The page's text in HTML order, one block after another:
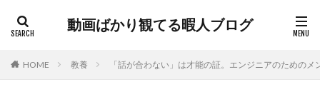
動画ばかり観てる暇人ブログ
HOME 教養 「話が合わない」は才能の証。エンジニアのための